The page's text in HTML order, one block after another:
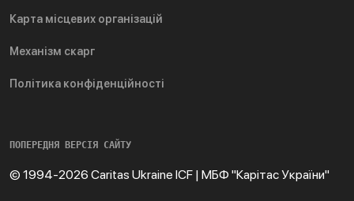
Карта місцевих організацій
Механізм скарг
Політика конфіденційності
ПОПЕРЕДНЯ ВЕРСІЯ САЙТУ
© 1994-2026 Caritas Ukraine ICF | МБФ "Карітас України"